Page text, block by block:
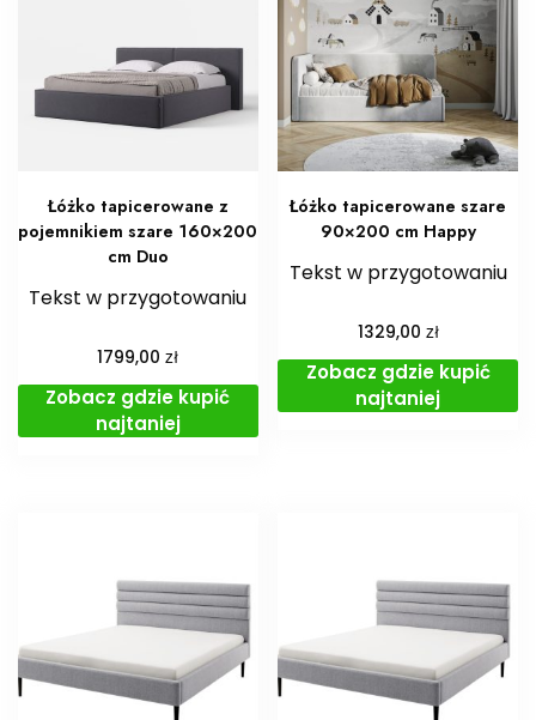
Łóżko tapicerowane z
pojemnikiem szare 160×200
cm Duo
Tekst w przygotowaniu
1799,00zł
Zobacz gdzie kupić
najtaniej
Łóżko tapicerowane szare
90×200 cm Happy
Tekst w przygotowaniu
1329,00 zł
Zobacz gdzie kupić
najtaniej